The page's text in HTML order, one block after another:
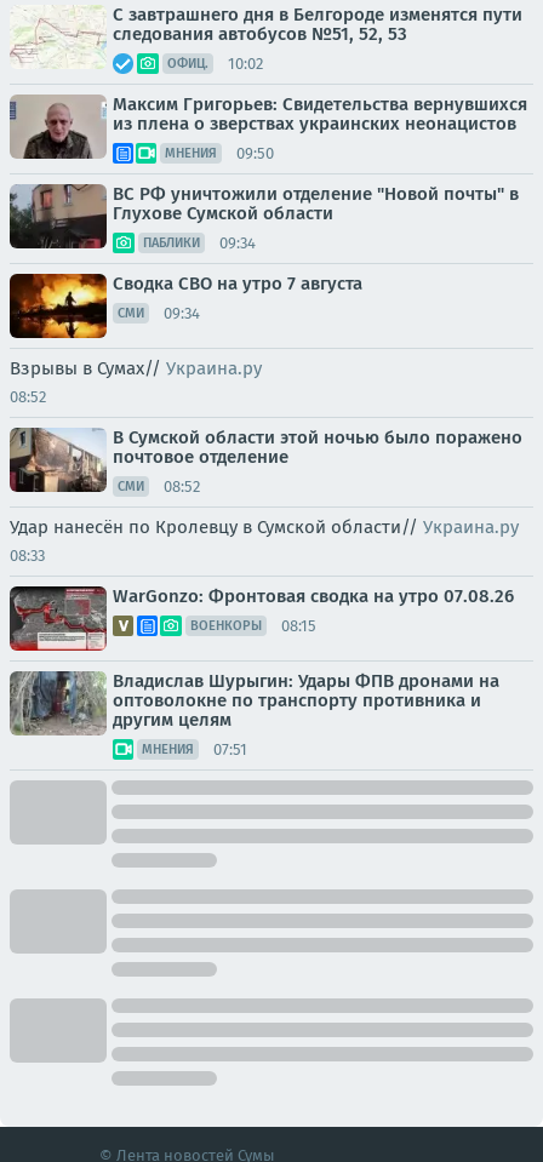
С завтрашнего дня в Белгороде изменятся пути
следования автобусов №51, 52, 53
ОФИЦ. 10:02
Максим Григорьев: Свидетельства вернувшихся
из плена о зверствах украинских неонацистов
МНЕНИЯ 09:50
ВС РФ уничтожили отделение "Новой почты" в
Глухове Сумской области
ПАБЛИКИ 09:34
Сводка СВО на утро 7 августа
СМИ 09:34
Взрывы в Сумах// Украина.ру
08:52
В Сумской области этой ночью было поражено
почтовое отделение
СМИ 08:52
Удар нанесён по Кролевцу в Сумской области// Украина.ру
08:33
WarGonzo: Фронтовая сводка на утро 07.08.26
ВОЕНКОРЫ 08:15
Владислав Шурыгин: Удары ФПВ дронами на
оптоволокне по транспорту противника и
другим целям
МНЕНИЯ 07:51
© Лента новостей Сумы